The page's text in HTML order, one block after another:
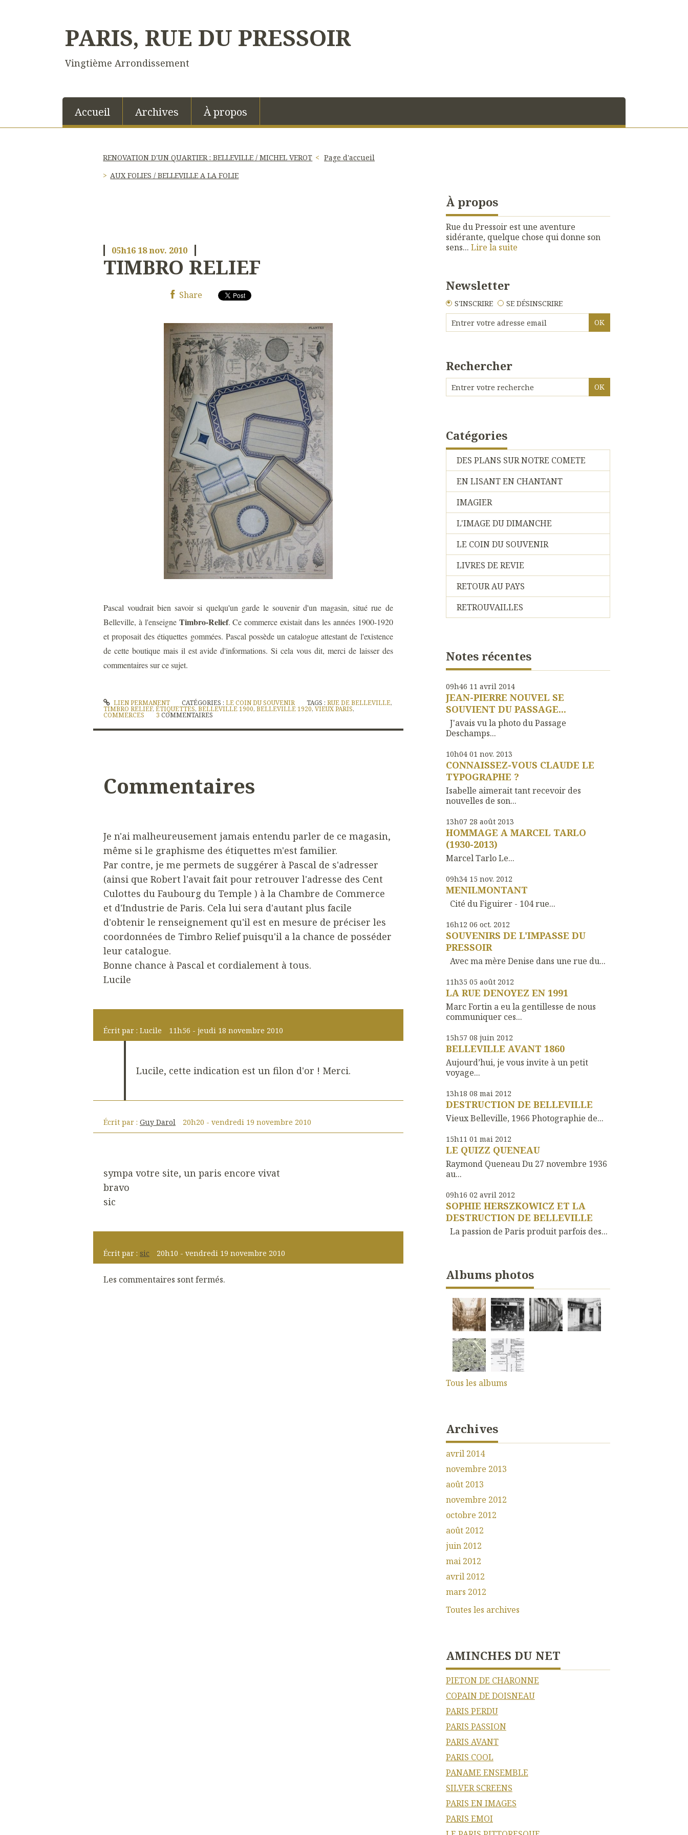
PARIS, RUE DU PRESSOIR
Vingtième Arrondissement
Accueil Archives À propos
RENOVATION D'UN QUARTIER : BELLEVILLE / MICHEL VEROT
Page d'accueil
AUX FOLIES / BELLEVILLE A LA FOLIE
05h16 18nov. 2010
TIMBRO RELIEF
Share
Pascal voudrait bien savoir si quelqu'un garde le souvenir d'un magasin, situé rue de
Belleville, à l'enseigne Timbro-Relief. Ce commerce existait dans les années 1900-1920
et proposait des étiquettes gommées. Pascal possède un catalogue attestant de l'existence
de cette boutique mais il est avide d'informations. Si cela vous dit, merci de laisser des
commentaires sur ce sujet.
LIEN PERMANENT CATÉGORIES :LE COIN DU SOUVENIR TAGS :RUE DE BELLEVILLE,
TIMBRO RELIEF, ÉTIQUETTES, BELLEVILLE 1900, BELLEVILLE 1920, VIEUX PARIS,
COMMERCES 3 COMMENTAIRES
Commentaires
Je n'ai malheureusement jamais entendu parler de ce magasin,
même si le graphisme des étiquettes m'est familier.
Par contre, je me permets de suggérer à Pascal de s'adresser
(ainsi que Robert l'avait fait pour retrouver l'adresse des Cent
Culottes du Faubourg du Temple ) à la Chambre de Commerce
et d'Industrie de Paris. Cela lui sera d'autant plus facile
d'obtenir le renseignement qu'il est en mesure de préciser les
coordonnées de Timbro Relief puisqu'il a la chance de posséder
leur catalogue.
Bonne chance à Pascal et cordialement à tous.
Lucile
Écrit par : Lucile 11h56 - jeudi 18 novembre 2010
Lucile, cette indication est un filon d'or ! Merci.
Écrit par : Guy Darol 20h20 - vendredi 19 novembre 2010
sympa votre site, un paris encore vivat
bravo
sic
Écrit par : sic 20h10 - vendredi 19 novembre 2010
Les commentaires sont fermés.
À propos
Rue du Pressoir est une aventure
sidérante, quelque chose qui donne son
sens... Lire la suite
Newsletter
S'INSCRIRE SE DÉSINSCRIRE
Rechercher
Catégories
DES PLANS SUR NOTRE COMETE
EN LISANT EN CHANTANT
IMAGIER
L'IMAGE DU DIMANCHE
LE COIN DU SOUVENIR
LIVRES DE REVIE
RETOUR AU PAYS
RETROUVAILLES
Notes récentes
09h46 11 avril 2014
JEAN-PIERRE NOUVEL SE
SOUVIENT DU PASSAGE...
J'avais vu la photo du Passage
Deschamps...
10h04 01 nov. 2013
CONNAISSEZ-VOUS CLAUDE LE
TYPOGRAPHE ?
Isabelle aimerait tant recevoir des
nouvelles de son...
13h07 28 août 2013
HOMMAGE A MARCEL TARLO
(1930-2013)
Marcel Tarlo Le...
09h34 15 nov. 2012
MENILMONTANT
Cité du Figuirer - 104 rue...
16h12 06 oct. 2012
SOUVENIRS DE L'IMPASSE DU
PRESSOIR
Avec ma mère Denise dans une rue du...
11h35 05 août 2012
LA RUE DENOYEZ EN 1991
Marc Fortin a eu la gentillesse de nous
communiquer ces...
15h57 08 juin 2012
BELLEVILLE AVANT 1860
Aujourd’hui, je vous invite à un petit
voyage...
13h18 08 mai 2012
DESTRUCTION DE BELLEVILLE
Vieux Belleville, 1966 Photographie de...
15h11 01 mai 2012
LE QUIZZ QUENEAU
Raymond Queneau Du 27 novembre 1936
au...
09h16 02 avril 2012
SOPHIE HERSZKOWICZ ET LA
DESTRUCTION DE BELLEVILLE
La passion de Paris produit parfois des...
Albums photos
Tous les albums
Archives
avril 2014
novembre 2013
août 2013
novembre 2012
octobre 2012
août 2012
juin 2012
mai 2012
avril 2012
mars 2012
Toutes les archives
AMINCHES DU NET
PIETON DE CHARONNE
COPAIN DE DOISNEAU
PARIS PERDU
PARIS PASSION
PARIS AVANT
PARIS COOL
PANAME ENSEMBLE
SILVER SCREENS
PARIS EN IMAGES
PARIS EMOI